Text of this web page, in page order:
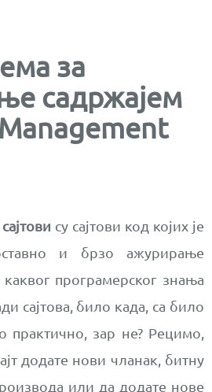
за
садржајем
су сајтови код којих је
и брзо ажурирање
програмерског знања
сајтова, било када, са било
практично, зар не? Рецимо,
додате нови чланак, битну
или да додате нове